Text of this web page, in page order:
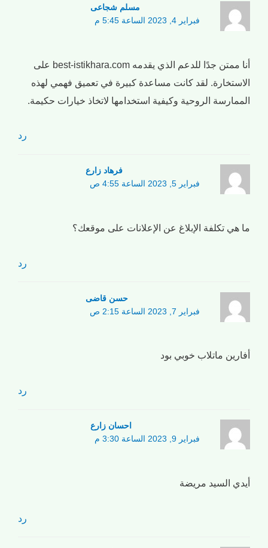
مسلم شجاعی
فبراير 4, 2023 الساعة 5:45 م
أنا ممتن جدًا للدعم الذي يقدمه best-istikhara.com على
الاستخارة. لقد كانت مساعدة كبيرة في تعميق فهمي لهذه
الممارسة الروحية وكيفية استخدامها لاتخاذ خيارات حكيمة.
رد
فرهاد زارع
فبراير 5, 2023 الساعة 4:55 ص
ما هي تكلفة الإبلاغ عن الإعلانات على موقعك؟
رد
حسن قاضی
فبراير 7, 2023 الساعة 2:15 ص
أفارين ماتلاب خوبي بود
رد
احسان زارع
فبراير 9, 2023 الساعة 3:30 م
أيدي السيد مريضة
رد